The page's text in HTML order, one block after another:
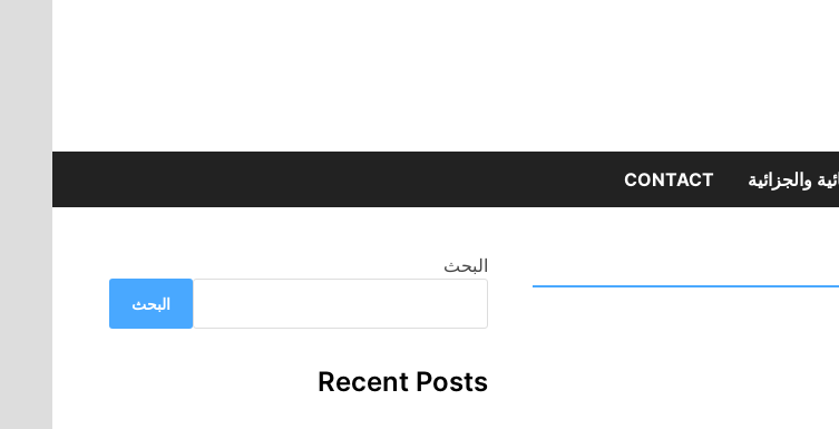
والجزائية CONTACT
البحث
البحث
Recent Posts